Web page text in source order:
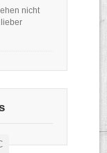
nicht